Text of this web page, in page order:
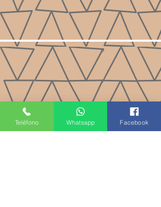
Teléfono Whatsapp Facebook